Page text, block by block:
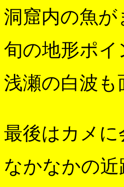
洞窟内の魚
旬の地形ポ
浅瀬の白波
最後はカメ
なかなかの近